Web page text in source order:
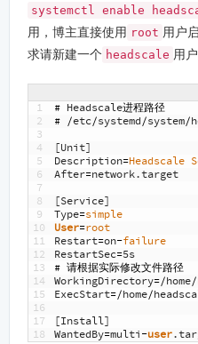
systemctl enable
用，博主直接使用 root 用户
求请新建一个 headscale 用
1
2
3
4
5
6
7
8
9
10
11
12
13
14
15
16
17
18
# Headscale进程路径
# /etc/systemd/system/
[Unit]
Description=Headscale
After=network.target
[Service]
Type=simple
User=root
Restart=on-failure
RestartSec=5s
# 请根据实际修改文件路径
WorkingDirectory=/home/
ExecStart=/home/
[Install]
WantedBy=multi-user.